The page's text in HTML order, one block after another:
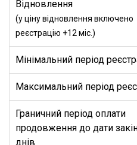
Відновлення
(у ціну відновлення включено
реєстрацію +12 міс.)
Мінімальний період
Максимальний період
Граничний період оплати
продовження до дати
днів